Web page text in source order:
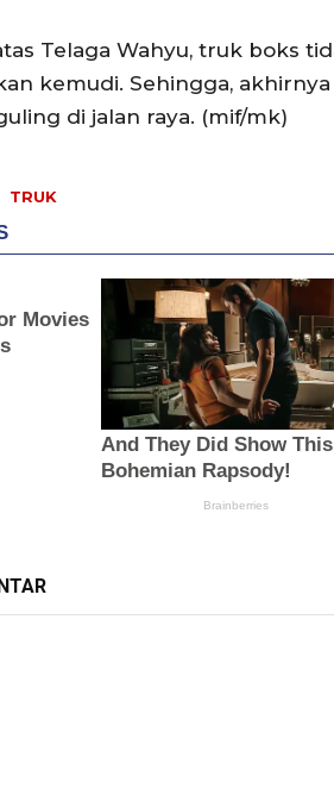
Telaga Wahyu, truk boks
kemudi. Sehingga,
di jalan raya. (mif/mk)
TRUK